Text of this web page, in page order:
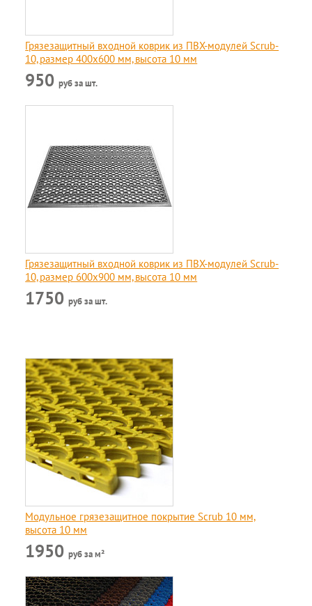
Грязезащитный входной коврик из ПВХ-модулей Scrub-
10, размер 400х600 мм, высота 10 мм
950руб за шт.
Грязезащитный входной коврик из ПВХ-модулей Scrub-
10, размер 600х900 мм, высота 10 мм
1750руб за шт.
Модульное грязезащитное покрытие Scrub 10 мм,
высота 10 мм
1950руб за м²